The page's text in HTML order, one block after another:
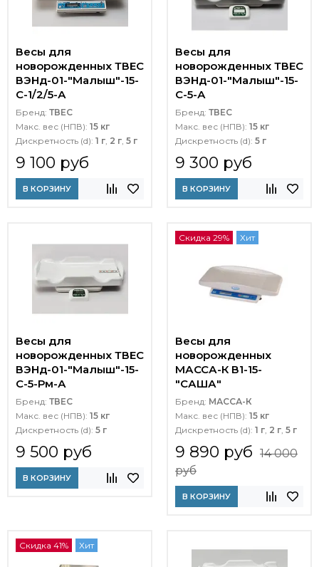
Весы для
новорожденных ТВЕС
ВЭНд-01-"Малыш"-15-
С-1/2/5-А
Бренд: ТВЕС
Макс. вес (НПВ): 15 кг
Дискретность (d): 1 г, 2 г, 5 г
9 100 руб
В КОРЗИНУ
Весы для
новорожденных ТВЕС
ВЭНд-01-"Малыш"-15-
С-5-А
Бренд: ТВЕС
Макс. вес (НПВ): 15 кг
Дискретность (d): 5 г
9 300 руб
В КОРЗИНУ
Весы для
новорожденных ТВЕС
ВЭНд-01-"Малыш"-15-
С-5-Рм-А
Бренд: ТВЕС
Макс. вес (НПВ): 15 кг
Дискретность (d): 5 г
9 500 руб
В КОРЗИНУ
Скидка 29% Хит
Весы для
новорожденных
МАССА-К В1-15-
"САША"
Бренд: МАССА-К
Макс. вес (НПВ): 15 кг
Дискретность (d): 1 г, 2 г, 5 г
9 890 руб 14 000
руб
В КОРЗИНУ
Скидка 41% Хит